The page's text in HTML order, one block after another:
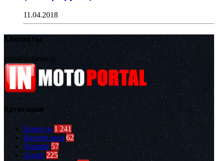
11.04.2018
Контакты
info@in-moto.ru
Категории
Новости 1 241
Кастом зона 62
Youtube 57
Спорт 225